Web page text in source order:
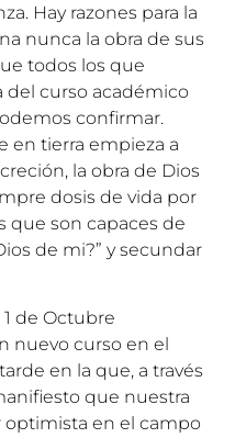
Hay razones para la
nunca la obra de sus
todos los que
del curso académico
confirmar.
en tierra empieza a
la obra de Dios
dosis de vida por
que son capaces de
de mi?” y secundar
de Octubre
nuevo curso en el
en la que, a través
que nuestra
optimista en el campo